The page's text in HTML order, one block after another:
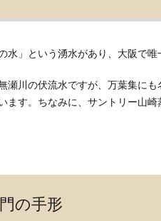
水」という湧水があり、大阪で唯
瀬川の伏流水ですが、万葉集に
ます。ちなみに、サントリー山
の手形